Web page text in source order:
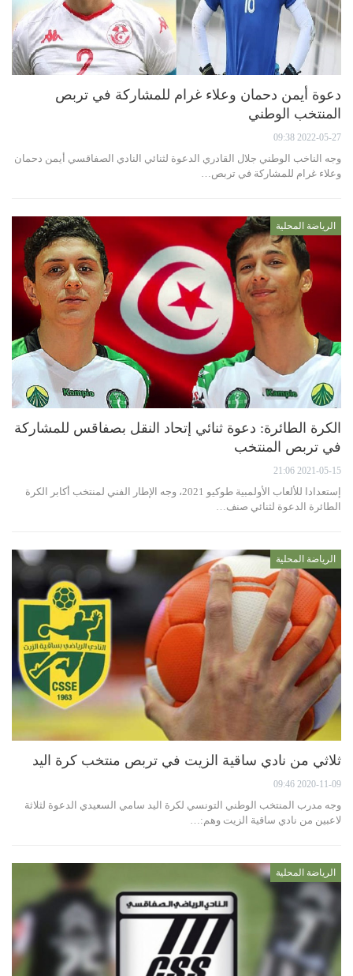
دعوة أيمن دحمان وعلاء غرام للمشاركة في تربص
المنتخب الوطني
2022-05-27 09:38
وجه الناخب الوطني جلال القادري الدعوة لثنائي النادي الصفاقسي أيمن دحمان
وعلاء غرام للمشاركة في تربص…
الرياضة المحلية
الكرة الطائرة: دعوة ثنائي إتحاد النقل بصفاقس للمشاركة
في تربص المنتخب
2021-05-15 21:06
إستعدادا للألعاب الأولمبية طوكيو 2021، وجه الإطار الفني لمنتخب أكابر الكرة
الطائرة الدعوة لثنائي صنف…
الرياضة المحلية
ثلاثي من نادي ساقية الزيت في تربص منتخب كرة اليد
2020-11-09 09:46
وجه مدرب المنتخب الوطني التونسي لكرة اليد سامي السعيدي الدعوة لثلاثة
لاعبين من نادي ساقية الزيت وهم:…
الرياضة المحلية